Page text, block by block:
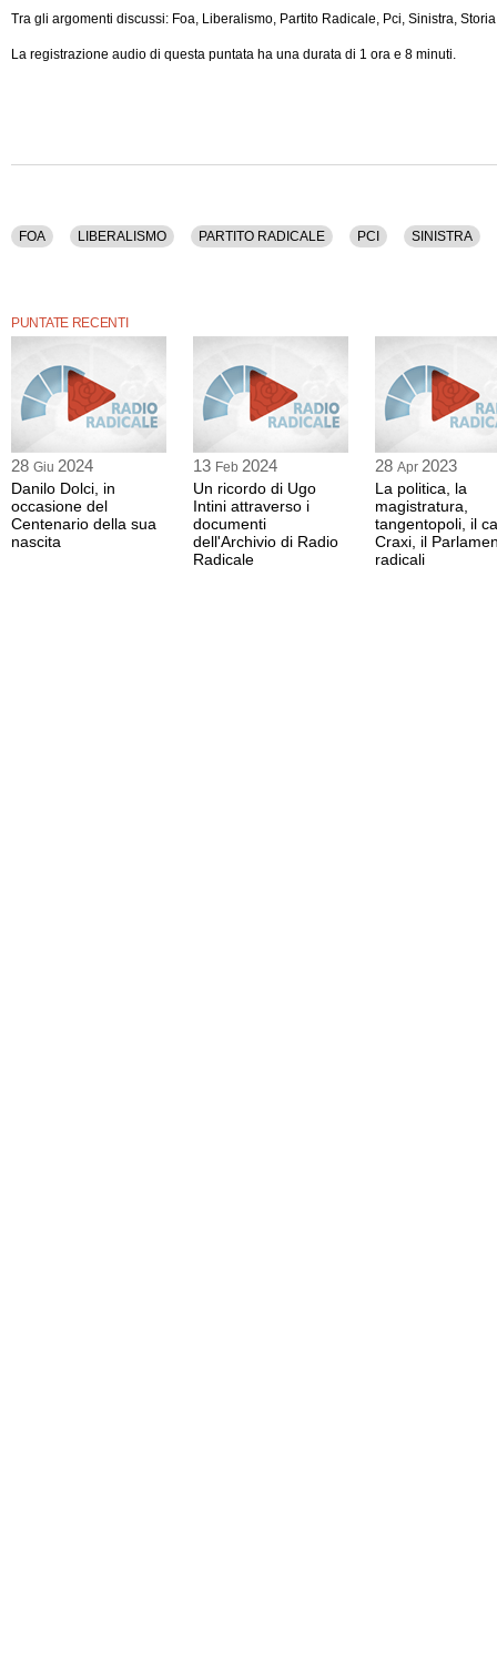
Tra gli argomenti discussi: Foa, Liberalismo, Partito Radicale, Pci, Sinistra,
La registrazione audio di questa puntata ha una durata di 1 ora e 8 minuti.
FOA LIBERALISMO PARTITO RADICALE PCI SINISTRA
PUNTATE RECENTI
28 Giu 2024
Danilo Dolci, in
occasione del
Centenario della sua
nascita
13 Feb 2024
Un ricordo di Ugo
Intini attraverso i
documenti
dell'Archivio di Radio
Radicale
28 Apr 2023
La politica, la
magistratura,
tangentopoli, il
Craxi, il
radicali